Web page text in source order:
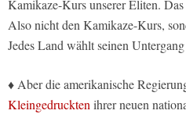
Kamikaze-Kurs unserer Eliten.
Also nicht den Kamikaze-Kurs,
Jedes Land wählt seinen
♦ Aber die amerikanische
Kleingedrucktenihrer neuen